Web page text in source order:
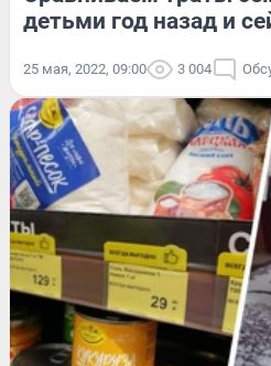
детьми год назад и
25 мая, 2022, 09:00 3 004